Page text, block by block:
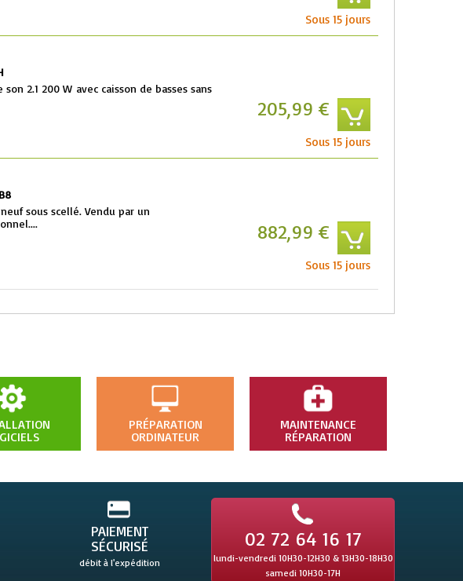
Sous 15 jours
Sous 15 jours
son 2.1 200 W avec caisson de basses sans
205,99 €
Sous 15 jours
sous scellé. Vendu par un
882,99 €
PRÉPARATION
ORDINATEUR
MAINTENANCE
RÉPARATION
PAIEMENT
SÉCURISÉ
débit à l'expédition
02 72 64 16 17
lundi-vendredi 10H30-12H30 & 13H30-18H30
samedi 10H30-17H